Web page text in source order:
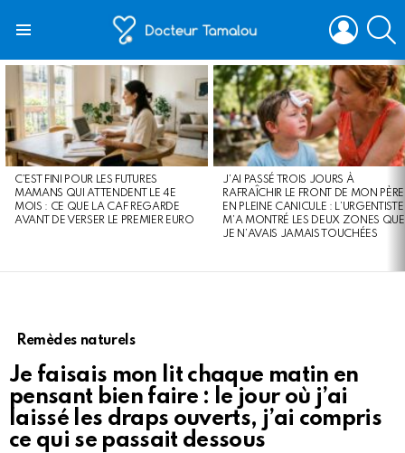
LOGIN
LATEST
STORIES
C’EST FINI POUR LES FUTURES
MAMANS QUI ATTENDENT LE 4E
MOIS : CE QUE LA CAF REGARDE
AVANT DE VERSER LE PREMIER EURO
J’AI PASSÉ TROIS JOURS À
RAFRAÎCHIR LE FRONT DE MON PÈRE
EN PLEINE CANICULE : L’URGENTISTE
M’A MONTRÉ LES DEUX ZONES QUE
JE N’AVAIS JAMAIS TOUCHÉES
Remèdes naturels
Je faisais mon lit chaque matin en
pensant bien faire : le jour où j’ai
laissé les draps ouverts, j’ai compris
ce qui se passait dessous